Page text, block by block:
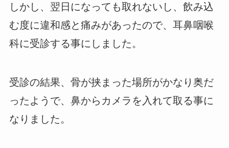
しかし、翌日になっても取れないし、飲み込
む度に違和感と痛みがあったので、耳鼻咽喉
科に受診する事にしました。
受診の結果、骨が挟まった場所がかなり奥だ
ったようで、鼻からカメラを入れて取る事に
なりました。